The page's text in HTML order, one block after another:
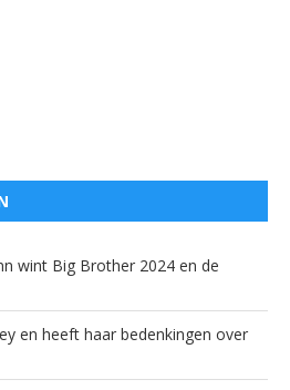
wint Big Brother 2024 en de
en heeft haar bedenkingen over